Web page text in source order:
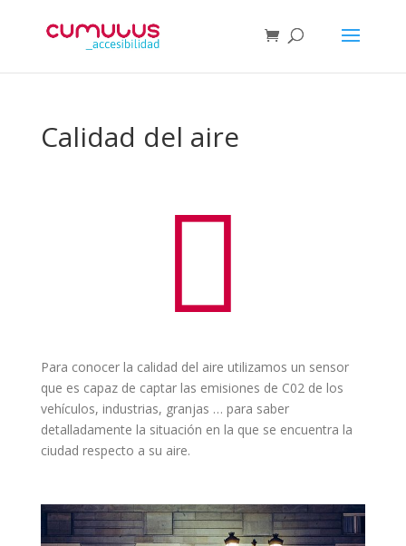
Calidad del aire
Para conocer la calidad del aire utilizamos un sensor
que es capaz de captar las emisiones de C02 de los
vehículos, industrias, granjas … para saber
detalladamente la situación en la que se encuentra la
ciudad respecto a su aire.